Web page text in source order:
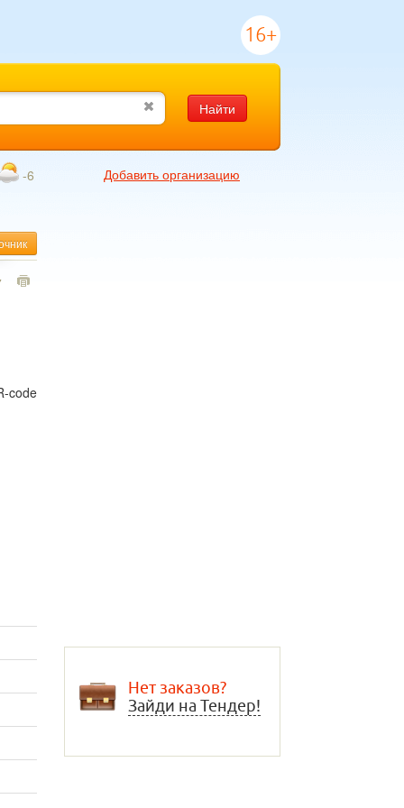
16+
Найти
-6
Добавить организацию
Нет заказов?
Зайди на Тендер!